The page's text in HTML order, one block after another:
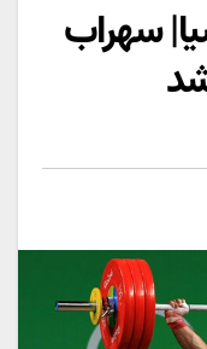
سهراب